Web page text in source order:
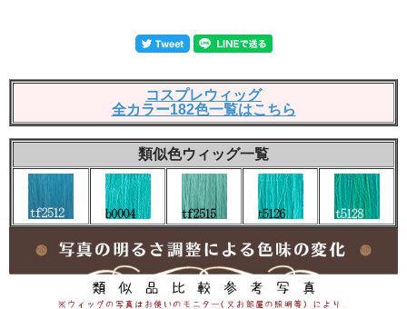
コスプレウィッグ
全カラー182色一覧はこちら
類似色ウィッグ一覧